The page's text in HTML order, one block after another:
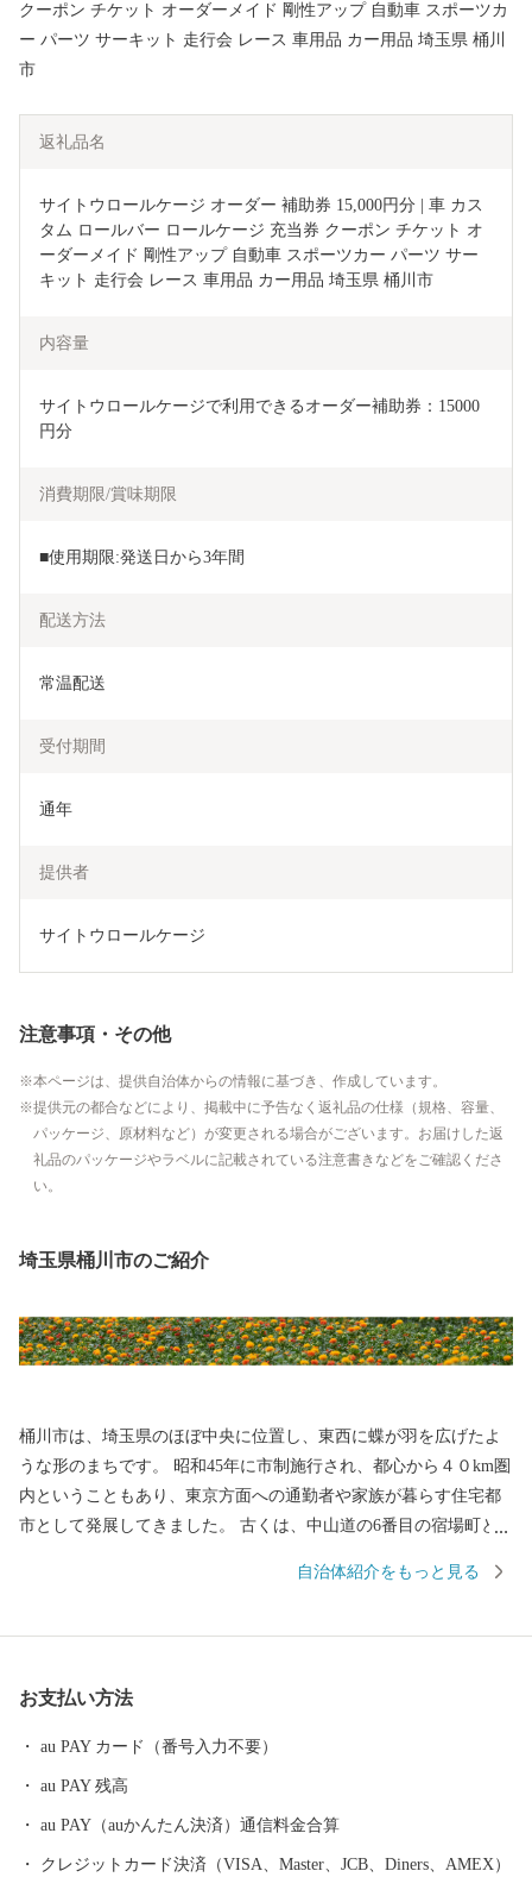
クーポン チケット オーダーメイド 剛性アップ 自動車 スポーツカ
ー パーツ サーキット 走行会 レース 車用品 カー用品 埼玉県 桶川
市
返礼品名
サイトウロールケージ オーダー 補助券 15,000円分 | 車 カス
タム ロールバー ロールケージ 充当券 クーポン チケット オ
ーダーメイド 剛性アップ 自動車 スポーツカー パーツ サー
キット 走行会 レース 車用品 カー用品 埼玉県 桶川市
内容量
サイトウロールケージで利用できるオーダー補助券：15000
円分
消費期限/賞味期限
■使用期限:発送日から3年間
配送方法
常温配送
受付期間
通年
提供者
サイトウロールケージ
注意事項・その他
本ページは、提供自治体からの情報に基づき、作成しています。
提供元の都合などにより、掲載中に予告なく返礼品の仕様（規格、容量、
パッケージ、原材料など）が変更される場合がございます。お届けした返
礼品のパッケージやラベルに記載されている注意書きなどをご確認くださ
い。
埼玉県桶川市のご紹介
桶川市は、埼玉県のほぼ中央に位置し、東西に蝶が羽を広げたよ
うな形のまちです。 昭和45年に市制施行され、都心から４０km圏
内ということもあり、東京方面への通勤者や家族が暮らす住宅都
市として発展してきました。 古くは、中山道の6番目の宿場町と
地として大変賑わいました。 特にべに花は、全国2番目の生産量
のインターチェンジが市内に2か所あり、県内の交通の要衝となっ
ちゃん」グッズなどを贈呈しています。
自治体紹介をもっと見る
お支払い方法
au PAY カード（番号入力不要）
au PAY 残高
au PAY（auかんたん決済）通信料金合算
クレジットカード決済（VISA、Master、JCB、Diners、AMEX）